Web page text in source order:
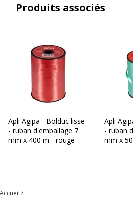
Produits associés
Apli Agipa - Bolduc lisse
- ruban d'emballage 7
mm x 400 m - rouge
Apli
- ruban
mm x
Accueil